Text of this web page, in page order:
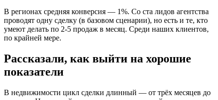
В регионах средняя конверсия — 1%. Со ста лидов агентства
проводят одну сделку (в базовом сценарии), но есть и те, кто
умеют делать по 2-5 продаж в месяц. Среди наших клиентов,
по крайней мере.
Рассказали, как выйти на хорошие
показатели
В недвижимости цикл сделки длинный — от трёх месяцев до